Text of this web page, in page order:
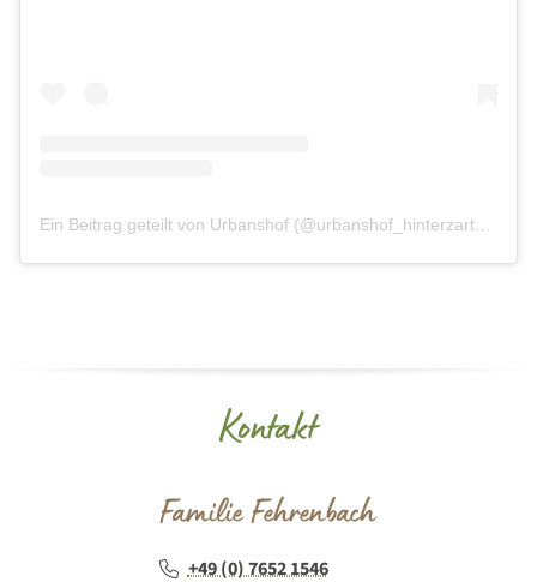
Kontakt
Familie Fehrenbach
+49 (0) 7652 1546